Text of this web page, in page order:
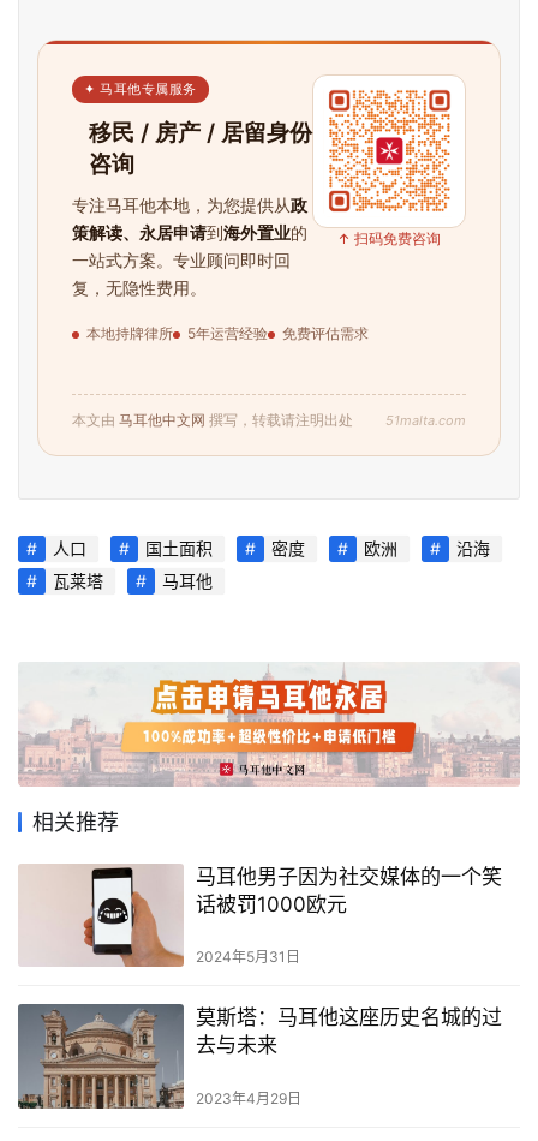
首
攻
生
活
✦ 马耳他专属服务
移民 / 房产 / 居留身份
咨询
专注马耳他本地，为您提供从政
策解读、永居申请到海外置业的
一站式方案。专业顾问即时回
复，无隐性费用。
本地持牌律所 5年运营经验 免费评估需求
↑ 扫码免费咨询
本文由 马耳他中文网 撰写，转载请注明出处 51malta.com
人口 国土面积 密度 欧洲
沿海
瓦莱塔
马耳他
相关推荐
马耳他男子因为社交媒体的一个笑
话被罚1000欧元
2024年5月31日
莫斯塔：马耳他这座历史名城的过
去与未来
2023年4月29日